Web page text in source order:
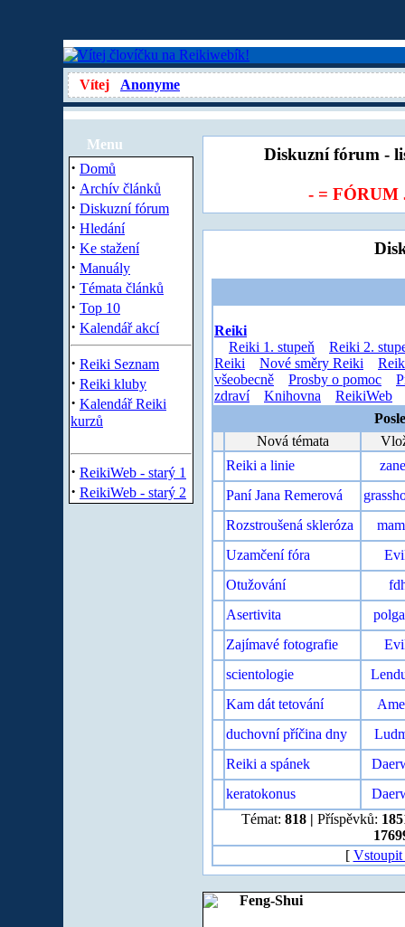
Vítej Anonyme
Menu
· Domů
· Archív článků
· Diskuzní fórum
· Hledání
· Ke stažení
· Manuály
· Témata článků
· Top 10
· Kalendář akcí
· Reiki Seznam
· Reiki kluby
· Kalendář Reiki
kurzů
· ReikiWeb - starý 1
· ReikiWeb - starý 2
Diskuzní fórum -
- = FÓRUM
Reiki
Reiki 1. stupeň
Reiki 2.
Reiki
Nové směry Reiki
všeobecně
Prosby o pomoc
zdraví
Knihovna
ReikiWeb
Nová témata
Reiki a linie
Paní Jana Remerová
Rozstroušená skleróza
Uzamčení fóra
Otužování
Asertivita
Zajímavé fotografie
scientologie
Kam dát tetování
duchovní příčina dny
Reiki a spánek
keratokonus
Témat: 818 | Příspěvků:
[ Vstoupit
Feng-Shui